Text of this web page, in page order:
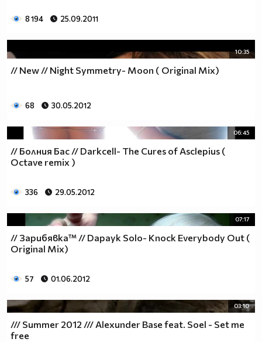
8 194 25.09.2011
10:35
// New // Night Symmetry- Moon ( Original Mix)
68 30.05.2012
06:45
// Болния Бас // Darkcell- The Cures of Asclepius (
Octave remix )
336 29.05.2012
07:17
// Зарибявка™ // Dapayk Solo- Кnock Everybody Out (
Original Mix)
57 01.06.2012
03:10
/// Summer 2012 /// Alexunder Base feat. Soel - Set me
free